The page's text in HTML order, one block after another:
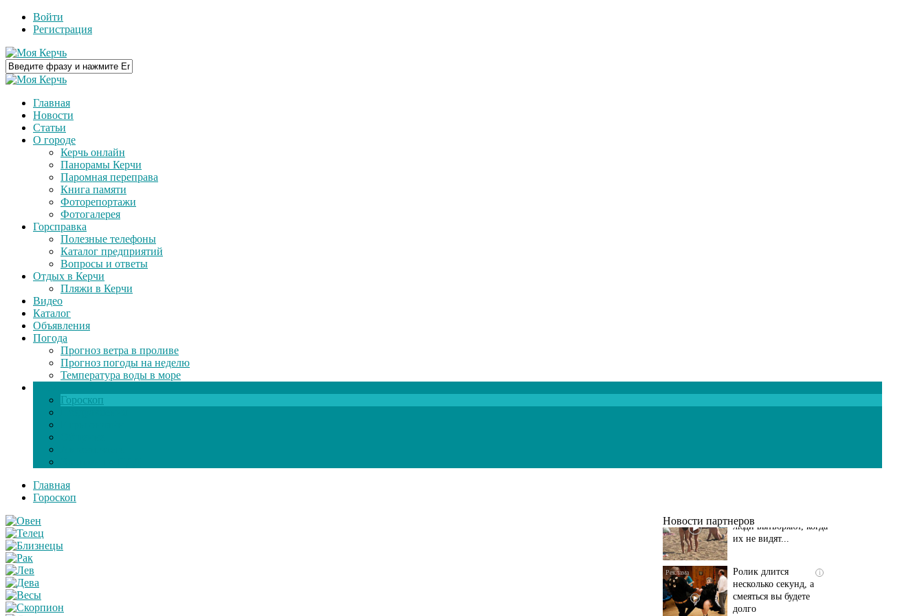
Войти
Регистрация
Главная
Новости
Статьи
О городе
Керчь онлайн
Панорамы Керчи
Паромная переправа
Книга памяти
Фоторепортажи
Фотогалерея
Горсправка
Полезные телефоны
Каталог предприятий
Вопросы и ответы
Отдых в Керчи
Пляжи в Керчи
Видео
Каталог
Объявления
Погода
Прогноз ветра в проливе
Прогноз погоды на неделю
Температура воды в море
Гороскоп
Главная
Гороскоп
Новости партнеров
i
Ролик длится
несколько секунд, а
долго
Этот танец невесты